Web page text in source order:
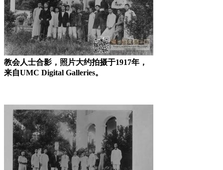
教会人士合影，照片大约拍摄于1917年，
来自UMC Digital Galleries。